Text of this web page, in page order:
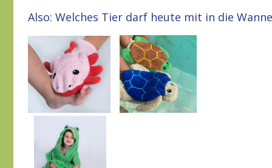
Also: Welches Tier darf heute mit in die